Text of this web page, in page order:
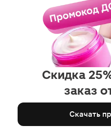
Скидка
заказ
Скачать